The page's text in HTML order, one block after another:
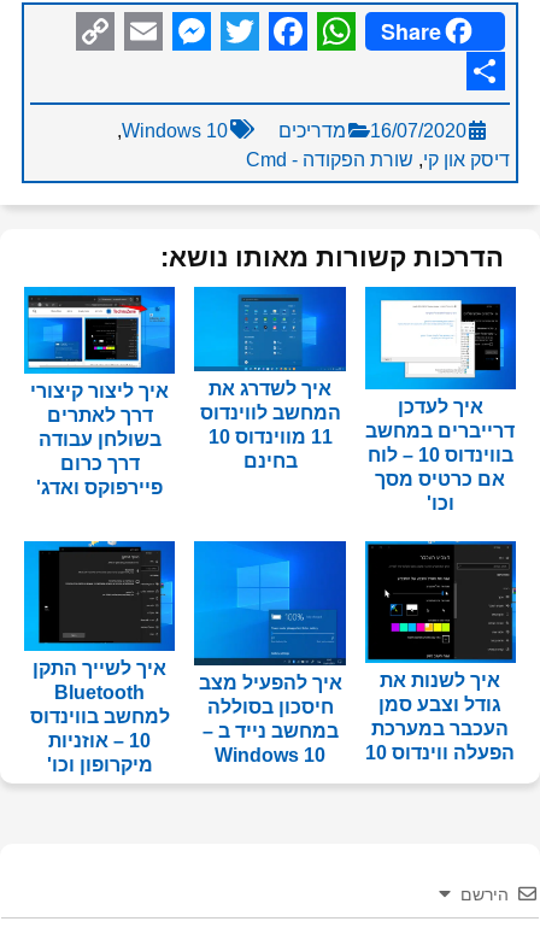
Share
Link
Share
16/07/2020 מדריכים Windows 10
,
דיסק און קי, שורת הפקודה - Cmd
הדרכות קשורות מאותו נושא:
איך לעדכן
דרייברים במחשב
בווינדוס 10 – לוח
אם כרטיס מסך
וכו'
איך לשדרג את
המחשב לווינדוס
11 מווינדוס 10
בחינם
איך ליצור קיצורי
דרך לאתרים
בשולחן עבודה
דרך כרום
פיירפוקס ואדג'
איך לשנות את
גודל וצבע סמן
העכבר במערכת
הפעלה ווינדוס 10
איך להפעיל מצב
חיסכון בסוללה
במחשב נייד ב –
Windows 10
איך לשייך התקן
Bluetooth
למחשב בווינדוס
10 – אוזניות
מיקרופון וכו'
הירשם